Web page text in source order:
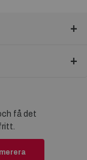
få det